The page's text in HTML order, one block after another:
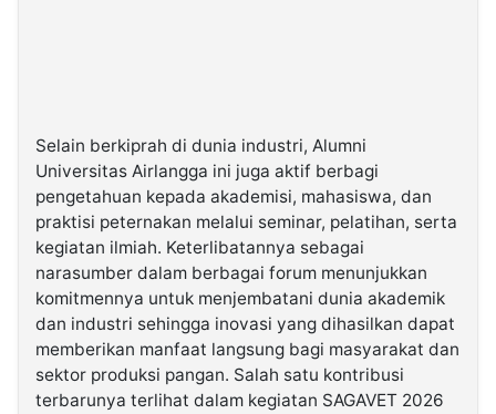
Selain berkiprah di dunia industri, Alumni
Universitas Airlangga ini juga aktif berbagi
pengetahuan kepada akademisi, mahasiswa, dan
praktisi peternakan melalui seminar, pelatihan, serta
kegiatan ilmiah. Keterlibatannya sebagai
narasumber dalam berbagai forum menunjukkan
komitmennya untuk menjembatani dunia akademik
dan industri sehingga inovasi yang dihasilkan dapat
memberikan manfaat langsung bagi masyarakat dan
sektor produksi pangan. Salah satu kontribusi
terbarunya terlihat dalam kegiatan SAGAVET 2026